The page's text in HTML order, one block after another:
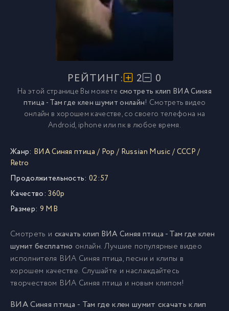
РЕЙТИНГ: 2 0
На этой странице Вы можете смотреть клип ВИА Синяя
птица - Там где клен шумит онлайн! Смотреть видео
онлайн в хорошем качестве, со своего телефона на
Android, iphone или пк в любое время.
Жанр: ВИА Синяя птица / Pop / Russian Music/СССР/
Retro
Продолжительность: 02:57
Качество: 360p
Размер: 9 MB
Смотреть и скачать клип ВИА Синяя птица - Там где клен
шумит бесплатно онлайн. Лучшие популярные видео
исполнителя ВИА Синяя птица, песни и клипы в
хорошем качестве. Слушайте и наслаждайтесь
творчеством ВИА Синяя птица и новым клипом!
ВИА Синяя птица - Там где клен шумит скачать клип